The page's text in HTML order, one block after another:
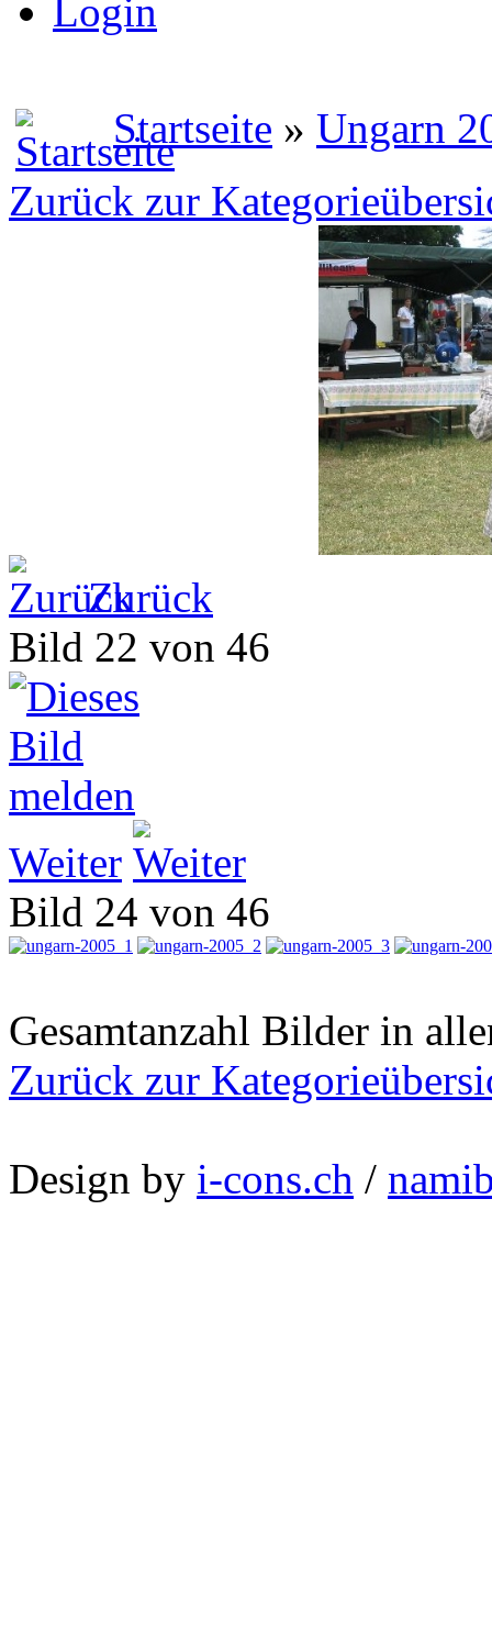
Login
Startseite » Ungarn
Zurück zur
Zurück
Bild 22 von 46
Weiter
Bild 24 von 46
Gesamtanzahl Bilder in
Zurück zur
Design by i-cons.ch /